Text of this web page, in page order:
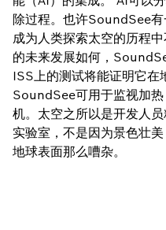
除过程。也许SoundSee有
成为人类探索太空的历程
的未来发展如何，
ISS上的测试将能证明它在
SoundSee可用于监视加
机。太空之所以是开发人
实验室，不是因为景色壮
地球表面那么嘈杂。